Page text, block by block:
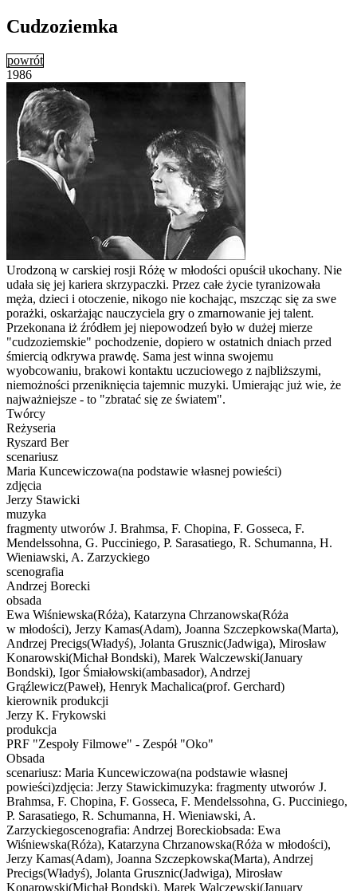
Cudzoziemka
powrót
1986
Urodzoną w carskiej rosji Różę w młodości opuścił ukochany. Nie
udała się jej kariera skrzypaczki. Przez całe życie tyranizowała
męża, dzieci i otoczenie, nikogo nie kochając, mszcząc się za swe
porażki, oskarżając nauczyciela gry o zmarnowanie jej talent.
Przekonana iż źródłem jej niepowodzeń było w dużej mierze
"cudzoziemskie" pochodzenie, dopiero w ostatnich dniach przed
śmiercią odkrywa prawdę. Sama jest winna swojemu
wyobcowaniu, brakowi kontaktu uczuciowego z najbliższymi,
niemożności przeniknięcia tajemnic muzyki. Umierając już wie, że
najważniejsze - to "zbratać się ze światem".
Twórcy
Reżyseria
Ryszard Ber
scenariusz
Maria Kuncewiczowa(na podstawie własnej powieści)
zdjęcia
Jerzy Stawicki
muzyka
fragmenty utworów J. Brahmsa, F. Chopina, F. Gosseca, F.
Mendelssohna, G. Pucciniego, P. Sarasatiego, R. Schumanna, H.
Wieniawski, A. Zarzyckiego
scenografia
Andrzej Borecki
obsada
Ewa Wiśniewska(Róża), Katarzyna Chrzanowska(Róża
w młodości), Jerzy Kamas(Adam), Joanna Szczepkowska(Marta),
Andrzej Precigs(Władyś), Jolanta Grusznic(Jadwiga), Mirosław
Konarowski(Michał Bondski), Marek Walczewski(January
Bondski), Igor Śmiałowski(ambasador), Andrzej
Grąźlewicz(Paweł), Henryk Machalica(prof. Gerchard)
kierownik produkcji
Jerzy K. Frykowski
produkcja
PRF "Zespoły Filmowe" - Zespół "Oko"
Obsada
scenariusz: Maria Kuncewiczowa(na podstawie własnej
powieści)zdjęcia: Jerzy Stawickimuzyka: fragmenty utworów J.
Brahmsa, F. Chopina, F. Gosseca, F. Mendelssohna, G. Pucciniego,
P. Sarasatiego, R. Schumanna, H. Wieniawski, A.
Zarzyckiegoscenografia: Andrzej Boreckiobsada: Ewa
Wiśniewska(Róża), Katarzyna Chrzanowska(Róża w młodości),
Jerzy Kamas(Adam), Joanna Szczepkowska(Marta), Andrzej
Precigs(Władyś), Jolanta Grusznic(Jadwiga), Mirosław
Konarowski(Michał Bondski), Marek Walczewski(January